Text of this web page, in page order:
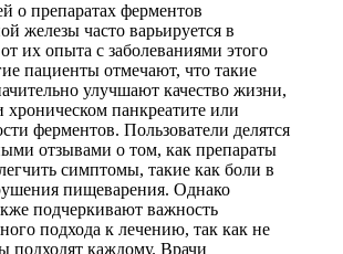
о препаратах ферментов
железы часто варьируется в
их опыта с заболеваниями этого
пациенты отмечают, что такие
улучшают качество жизни,
хроническом панкреатите или
ферментов. Пользователи делятся
отзывами о том, как препараты
симптомы, такие как боли в
пищеварения. Однако
подчеркивают важность
подхода к лечению, так как не
подходят каждому. Врачи